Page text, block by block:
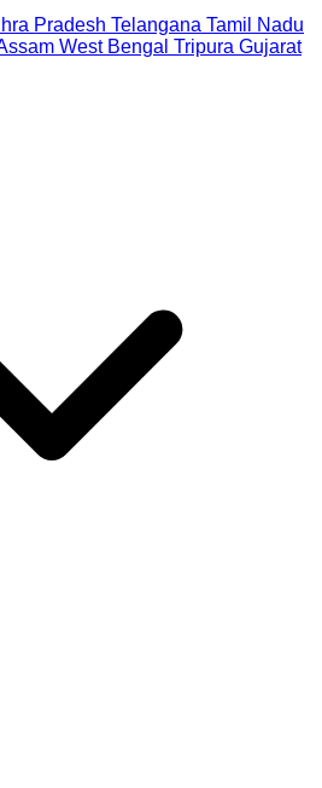
Pradesh Telangana Tamil Nadu
West Bengal Tripura Gujarat